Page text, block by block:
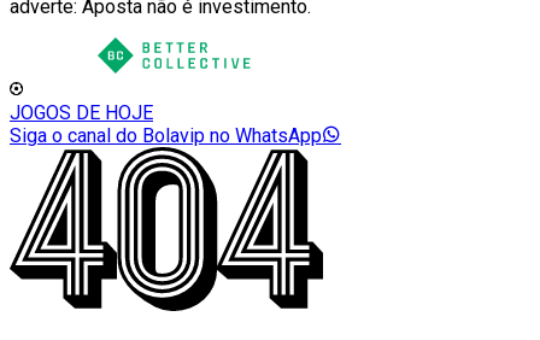
adverte: Aposta não é investimento.
JOGOS DE HOJE
Siga o canal do Bolavip no WhatsApp